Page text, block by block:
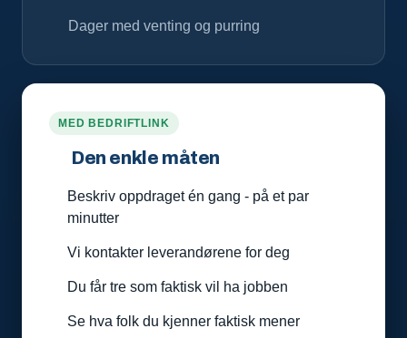
Dager med venting og purring
MED BEDRIFTLINK
Den enkle måten
Beskriv oppdraget én gang - på et par
minutter
Vi kontakter leverandørene for deg
Du får tre som faktisk vil ha jobben
Se hva folk du kjenner faktisk mener